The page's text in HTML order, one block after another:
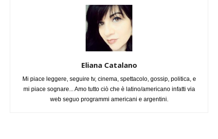
Eliana Catalano
Mi piace leggere, seguire tv, cinema, spettacolo, gossip, politica, e
mi piace sognare... Amo tutto ciò che è latino/americano infatti via
web seguo programmi americani e argentini.